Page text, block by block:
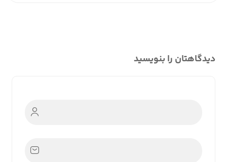
دیدگاهتان را بنویسید